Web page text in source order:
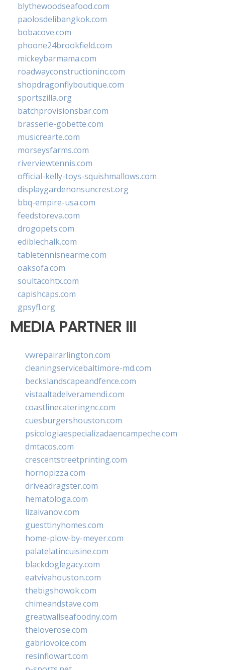
blythewoodseafood.com
paolosdelibangkok.com
bobacove.com
phoone24brookfield.com
mickeybarmama.com
roadwayconstructioninc.com
shopdragonflyboutique.com
sportszilla.org
batchprovisionsbar.com
brasserie-gobette.com
musicrearte.com
morseysfarms.com
riverviewtennis.com
official-kelly-toys-squishmallows.com
displaygardenonsuncrest.org
bbq-empire-usa.com
feedstoreva.com
drogopets.com
ediblechalk.com
tabletennisnearme.com
oaksofa.com
soultacohtx.com
capishcaps.com
gpsyfl.org
MEDIA PARTNER III
vwrepairarlington.com
cleaningservicebaltimore-md.com
beckslandscapeandfence.com
vistaaltadelveramendi.com
coastlinecateringnc.com
cuesburgershouston.com
psicologiaespecializadaencampeche.com
dmtacos.com
crescentstreetprinting.com
hornopizza.com
driveadragster.com
hematologa.com
lizaivanov.com
guesttinyhomes.com
home-plow-by-meyer.com
palatelatincuisine.com
blackdoglegacy.com
eatvivahouston.com
thebigshowok.com
chimeandstave.com
greatwallseafoodny.com
theloverose.com
gabriovoice.com
resinflowart.com